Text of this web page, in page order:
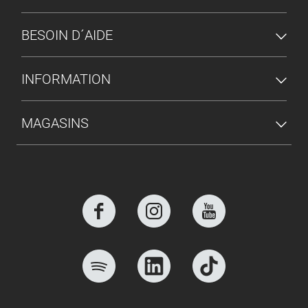
BESOIN D´AIDE
INFORMATION
MAGASINS